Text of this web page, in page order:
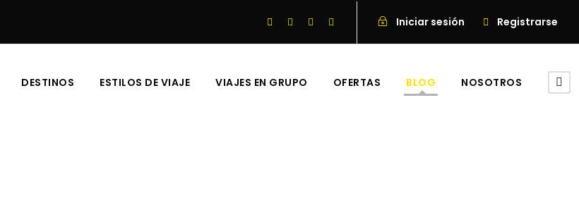
Iniciar sesión Registrarse
DESTINOS ESTILOS DE VIAJE VIAJES EN GRUPO OFERTAS BLOG NOSOTROS